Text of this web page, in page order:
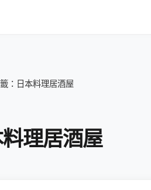
：日本料理居酒屋
料理居酒屋